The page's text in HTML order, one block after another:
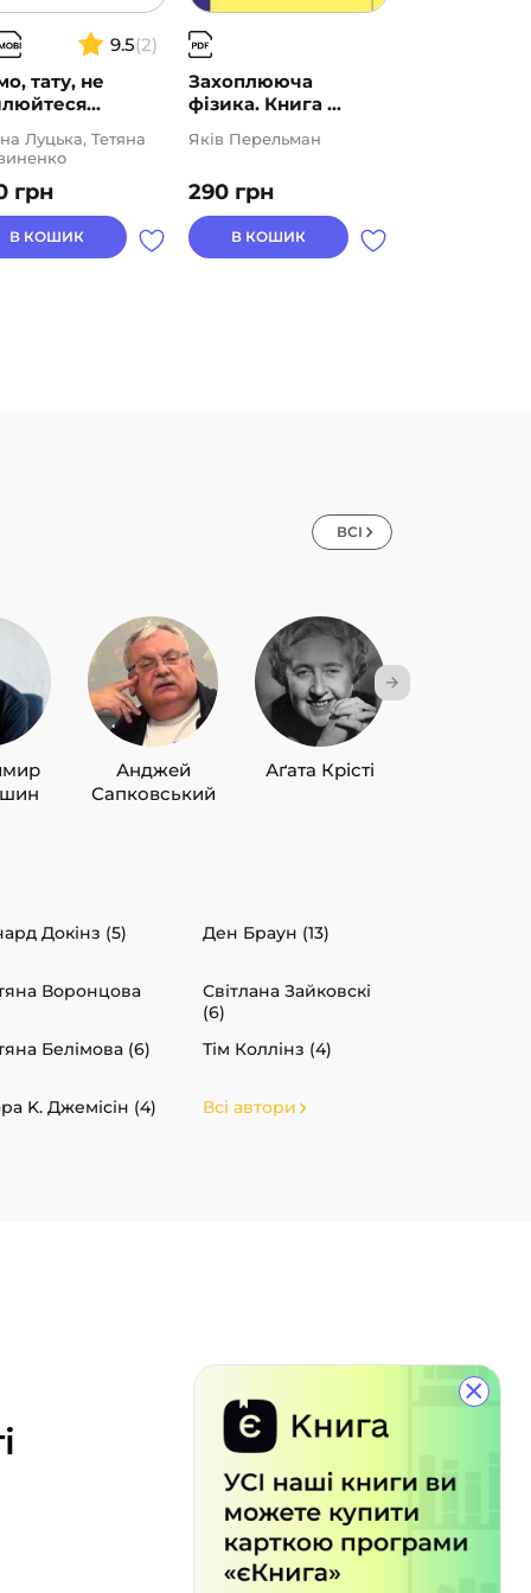
×
9.5(2)
тату, не
грн
Луцька, Тетяна
В КОШИК
Захоплююча
фізика. Книга ...
290 грн
Яків Перельман
В КОШИК
ВСІ
Анджей
Сапковський
Аґата Крісті
Докінз (5) Ден Браун (13)
Воронцова
Світлана Зайковскі
(6)
Белімова (6)
Тім Коллінз (4)
K. Джемісін (4) Всі автори